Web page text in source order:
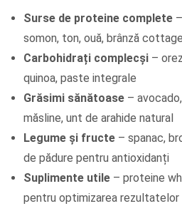
Surse de proteine complete
somon, ton, ouă, brânză cottage
Carbohidrați complecși –
quinoa, paste integrale
Grăsimi sănătoase –
măsline, unt de arahide natural
Legume și fructe – spanac,
de pădure pentru antioxidanți
Suplimente utile – proteine
pentru optimizarea rezultatelor